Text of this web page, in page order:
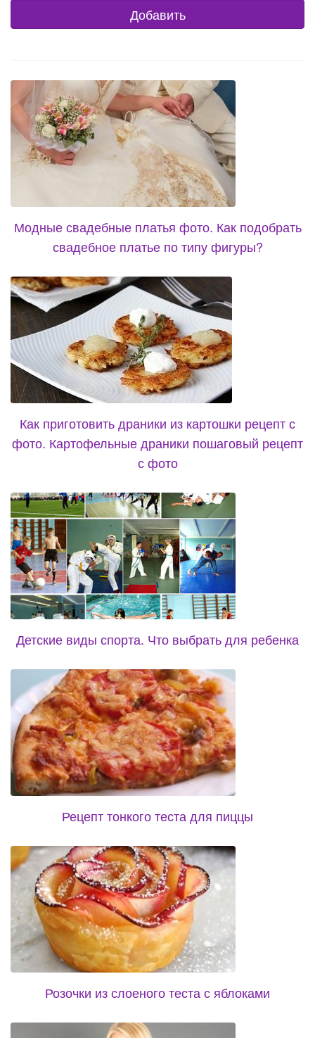
Модные свадебные платья фото. Как подобрать
свадебное платье по типу фигуры?
Как приготовить драники из картошки рецепт с
фото. Картофельные драники пошаговый рецепт
с фото
Детские виды спорта. Что выбрать для ребенка
Рецепт тонкого теста для пиццы
Розочки из слоеного теста с яблоками